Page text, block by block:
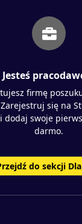
Jesteś
firmę
się na
dodaj swoje
darmo.
do sekcji